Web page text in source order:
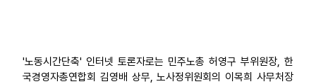
'노동시간단축' 인터넷 토론자로는 민주노총 허영구 부위원장, 한
국경영자총연합회 김영배 상무, 노사정위원회의 이목희 사무처장